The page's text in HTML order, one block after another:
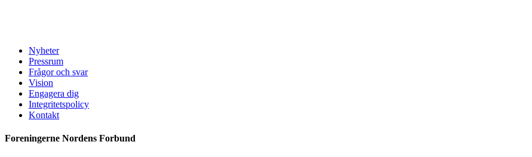
Nyheter
Pressrum
Frågor och svar
Vision
Engagera dig
Integritetspolicy
Kontakt
Foreningerne Nordens Forbund